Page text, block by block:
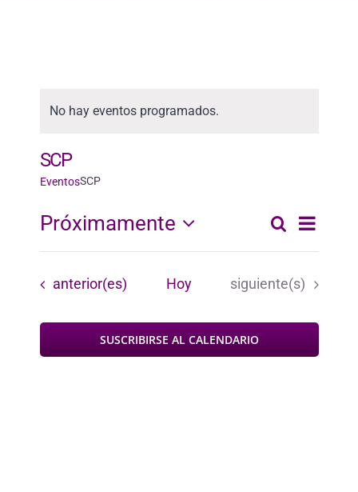
No hay eventos programados.
SCP
EventosSCP
de
y
Buscar
de
Lista
Próximamente
Seleccionar
Eventos
anterior(es) Hoy Eventos
siguiente(s)
SUSCRIBIRSE AL CALENDARIO